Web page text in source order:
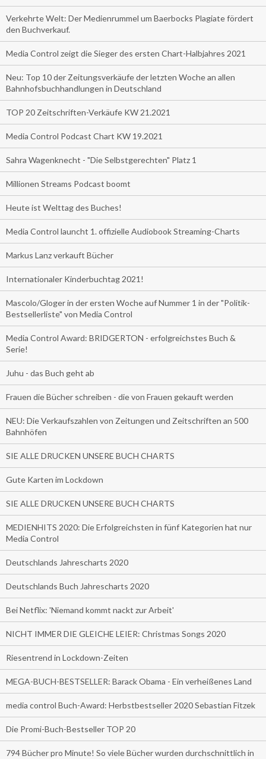
Verkehrte Welt: Der Medienrummel um Baerbocks Plagiate fördert
den Buchverkauf.
Media Control zeigt die Sieger des ersten Chart-Halbjahres 2021
Neu: Top 10 der Zeitungsverkäufe der letzten Woche an allen
Bahnhofsbuchhandlungen in Deutschland
TOP 20 Zeitschriften-Verkäufe KW 21.2021
Media Control Podcast Chart KW 19.2021
Sahra Wagenknecht - "Die Selbstgerechten" Platz 1
Millionen Streams Podcast boomt
Heute ist Welttag des Buches!
Media Control launcht 1. offizielle Audiobook Streaming-Charts
Markus Lanz verkauft Bücher
Internationaler Kinderbuchtag 2021!
Mascolo/Gloger in der ersten Woche auf Nummer 1 in der "Politik-
Bestsellerliste" von Media Control
Media Control Award: BRIDGERTON - erfolgreichstes Buch &
Serie!
Juhu - das Buch geht ab
Frauen die Bücher schreiben - die von Frauen gekauft werden
NEU: Die Verkaufszahlen von Zeitungen und Zeitschriften an 500
Bahnhöfen
SIE ALLE DRUCKEN UNSERE BUCH CHARTS
Gute Karten im Lockdown
SIE ALLE DRUCKEN UNSERE BUCH CHARTS
MEDIENHITS 2020: Die Erfolgreichsten in fünf Kategorien hat nur
Media Control
Deutschlands Jahrescharts 2020
Deutschlands Buch Jahrescharts 2020
Bei Netflix: 'Niemand kommt nackt zur Arbeit'
NICHT IMMER DIE GLEICHE LEIER: Christmas Songs 2020
Riesentrend in Lockdown-Zeiten
MEGA-BUCH-BESTSELLER: Barack Obama - Ein verheißenes Land
media control Buch-Award: Herbstbestseller 2020 Sebastian Fitzek
Die Promi-Buch-Bestseller TOP 20
794 Bücher pro Minute! So viele Bücher wurden durchschnittlich in